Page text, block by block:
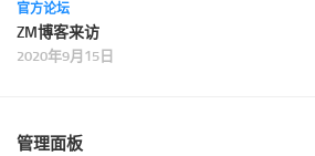
官方论坛
ZM博客来访
2020年9月15日
管理面板